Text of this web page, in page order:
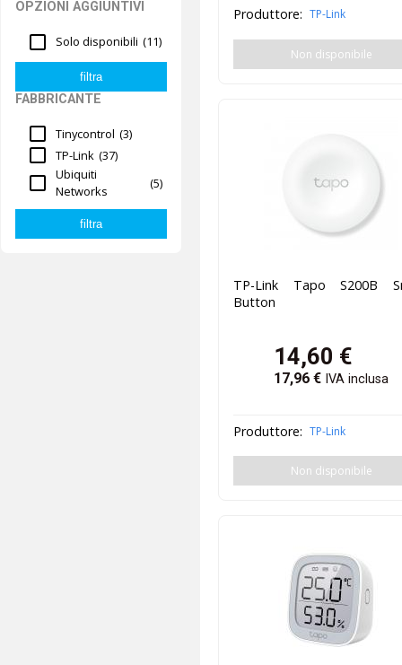
OPZIONI AGGIUNTIVI
Solo disponibili (11)
FABBRICANTE
Tinycontrol (3)
TP-Link (37)
Ubiquiti
Networks
(5)
Produttore: TP-Link
Non disponibile
TP-Link Tapo S200B
Button
14,60 €
17,96 € IVA inclusa
Produttore: TP-Link
Non disponibile